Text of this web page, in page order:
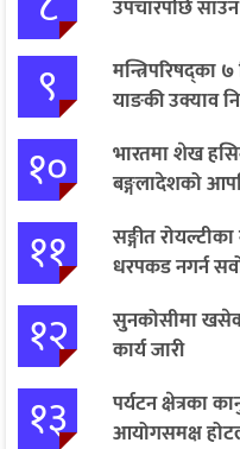
उपचारपछि
९
मन्त्रिपरिषद्का
याङकी उक्याव
१०
भारतमा शेख
बङ्गलादेशको
११
सङ्गीत
धरपकड नगर्न
१२
सुनकोसीमा
कार्य जारी
१३
पर्यटन क्षेत्रका
आयोगसमक्ष